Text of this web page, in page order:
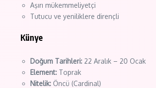
Aşırı mükemmeliyetçi
Tutucu ve yeniliklere dirençli
Künye
Doğum Tarihleri: 22 Aralık – 20 Ocak
Element: Toprak
Nitelik: Öncü (Cardinal)